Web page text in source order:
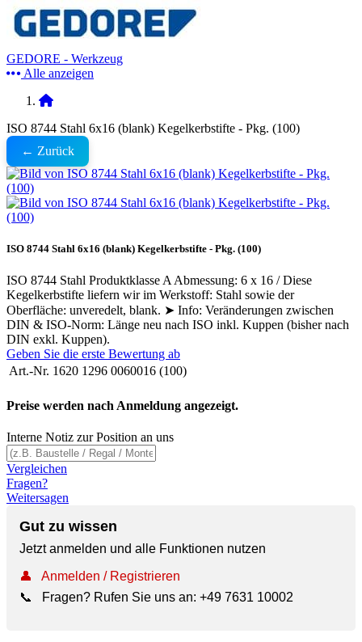
GEDORE - Werkzeug
Alle anzeigen
ISO 8744 Stahl 6x16 (blank) Kegelkerbstifte - Pkg. (100)
← Zurück
ISO 8744 Stahl 6x16 (blank) Kegelkerbstifte - Pkg. (100)
ISO 8744 Stahl Produktklasse A Abmessung: 6 x 16 / Diese
Kegelkerbstifte liefern wir im Werkstoff: Stahl sowie der
Oberfläche: unveredelt, blank. ➤ Info: Veränderungen zwischen
DIN & ISO-Norm: Länge neu nach ISO inkl. Kuppen (bisher nach
DIN exkl. Kuppen).
Geben Sie die erste Bewertung ab
Art.-Nr. 1620 1296 0060016 (100)
Preise werden nach Anmeldung angezeigt.
Interne Notiz zur Position an uns
Vergleichen
Fragen?
Weitersagen
Gut zu wissen
Jetzt anmelden und alle Funktionen nutzen
👤
Anmelden / Registrieren
📞
Fragen? Rufen Sie uns an: +49 7631 10002